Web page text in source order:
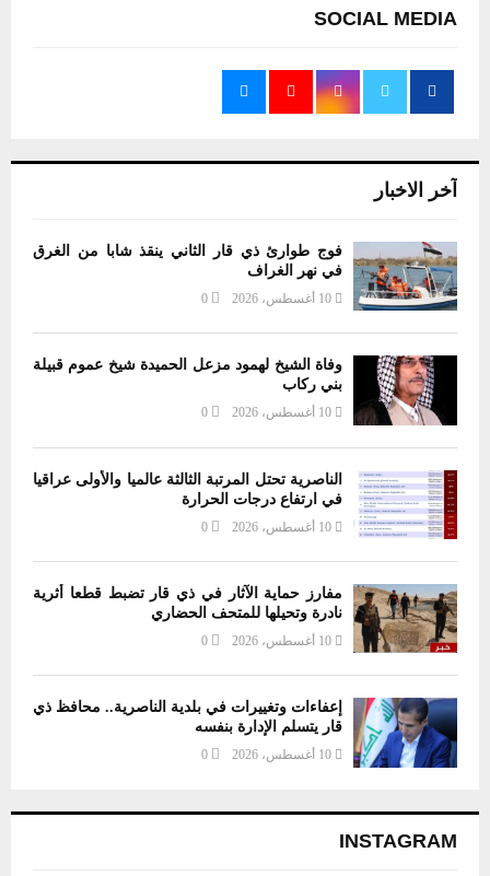
SOCIAL MEDIA
آخر الاخبار
فوج طوارئ ذي قار الثاني ينقذ شابا من الغرق
في نهر الغراف
10 أغسطس، 2026 0
وفاة الشيخ لهمود مزعل الحميدة شيخ عموم قبيلة
بني ركاب
10 أغسطس، 2026 0
الناصرية تحتل المرتبة الثالثة عالميا والأولى عراقيا
في ارتفاع درجات الحرارة
10 أغسطس، 2026 0
مفارز حماية الآثار في ذي قار تضبط قطعا أثرية
نادرة وتحيلها للمتحف الحضاري
10 أغسطس، 2026 0
إعفاءات وتغييرات في بلدية الناصرية.. محافظ ذي
قار يتسلم الإدارة بنفسه
10 أغسطس، 2026 0
INSTAGRAM